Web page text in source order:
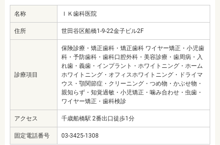
名称 ＩＫ歯科医院
住所 世田谷区船橋1-9-22金子ビル2F
診療項目
保険診療・矯正歯科・矯正歯科 ワイヤー矯正・小児歯
科・予防歯科・歯科口腔外科・美容診療・歯周病・入
れ歯・義歯・インプラント・ホワイトニング・ホーム
ホワイトニング・オフィスホワイトニング・ドライマ
ウス・顎関節症・クリーニング・つめ物・かぶせ物・
親知らず・知覚過敏・小児矯正・噛み合わせ・虫歯・
ワイヤー矯正・歯科検診
アクセス 千歳船橋駅 2番出口徒歩1分
固定電話番号 03-3425-1308